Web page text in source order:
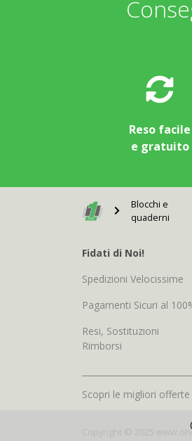
Reso facile
e gratuito
Blocchi e
quaderni
Fidati di Noi!
Spedizioni Velocissime
Pagamenti Sicuri al
Resi, Sostituzioni
Rimborsi
Scopri le migliori
Copyright © 2025